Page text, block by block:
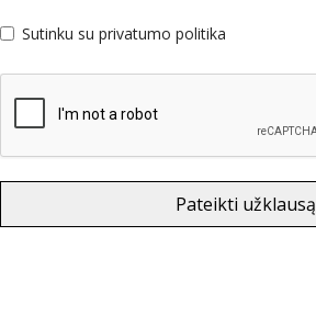
Sutinku su privatumo politika
Pateikti užklausą